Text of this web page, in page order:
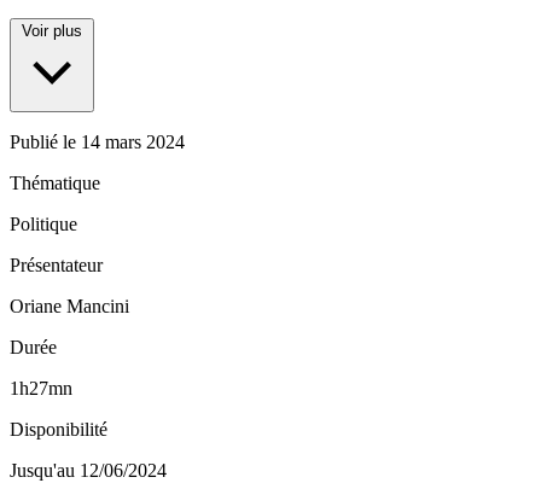
Voir plus
Publié le 14 mars 2024
Thématique
Politique
Présentateur
Oriane Mancini
Durée
1h27mn
Disponibilité
Jusqu'au 12/06/2024